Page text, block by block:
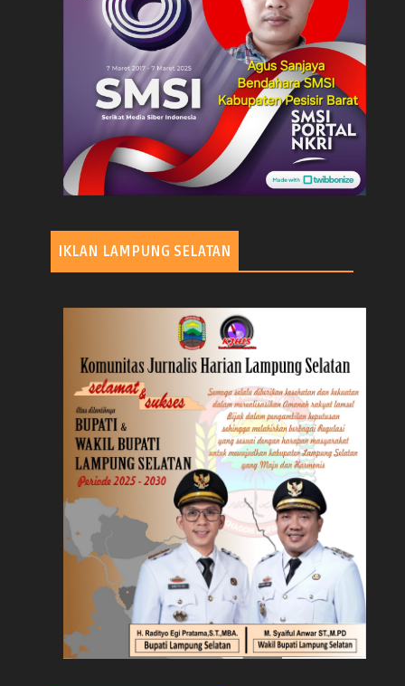
IKLAN LAMPUNG SELATAN